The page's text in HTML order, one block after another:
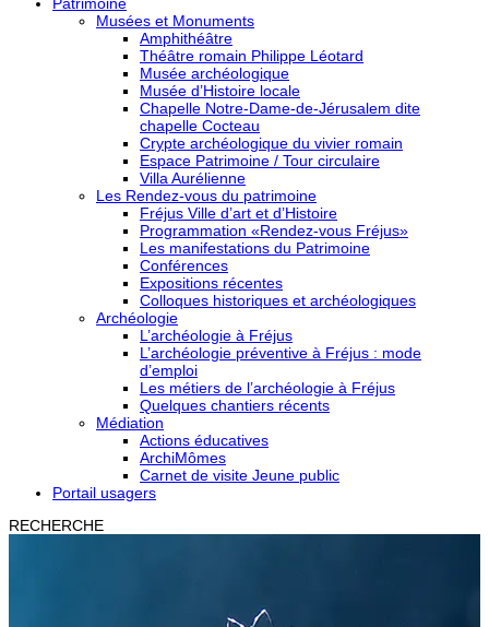
Musées et Monuments
Amphithéâtre
Théâtre romain Philippe Léotard
Musée archéologique
Musée d’Histoire locale
Chapelle Notre-Dame-de-Jérusalem dite
chapelle Cocteau
Crypte archéologique du vivier romain
Espace Patrimoine / Tour circulaire
Villa Aurélienne
Les Rendez-vous du patrimoine
Fréjus Ville d’art et d’Histoire
Programmation «Rendez-vous Fréjus»
Les manifestations du Patrimoine
Conférences
Expositions récentes
Colloques historiques et archéologiques
Archéologie
L’archéologie à Fréjus
L’archéologie préventive à Fréjus : mode
d’emploi
Les métiers de l’archéologie à Fréjus
Quelques chantiers récents
Médiation
Actions éducatives
ArchiMômes
Carnet de visite Jeune public
Portail usagers
RECHERCHE